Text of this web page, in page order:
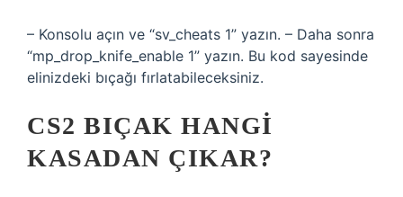
– Konsolu açın ve “sv_cheats 1” yazın. – Daha sonra
“mp_drop_knife_enable 1” yazın. Bu kod sayesinde
elinizdeki bıçağı fırlatabileceksiniz.
CS2 BIÇAK HANGI
KASADAN ÇIKAR?